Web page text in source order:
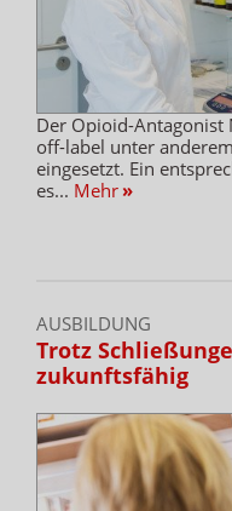
Der Opioid-
off-label unter
eingesetzt. Ein
es... Mehr »
AUSBILDUNG
Trotz
zukunftsfähig